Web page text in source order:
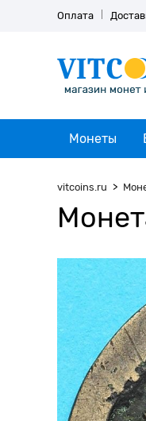
Оплата
Монеты
vitcoins.ru